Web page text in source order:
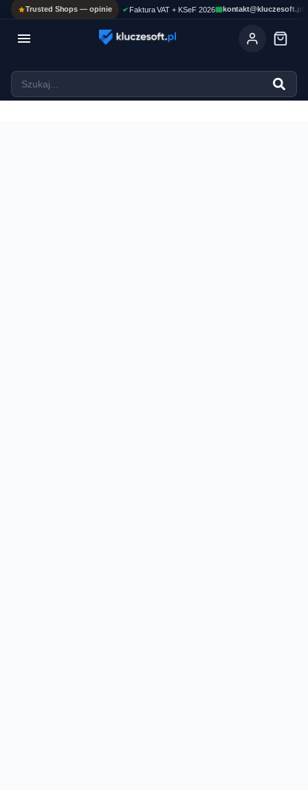
Trusted Shops — opinie Faktura VAT + KSeF 2026 kontakt@kluczesoft.pl
 ASYSTENT AI